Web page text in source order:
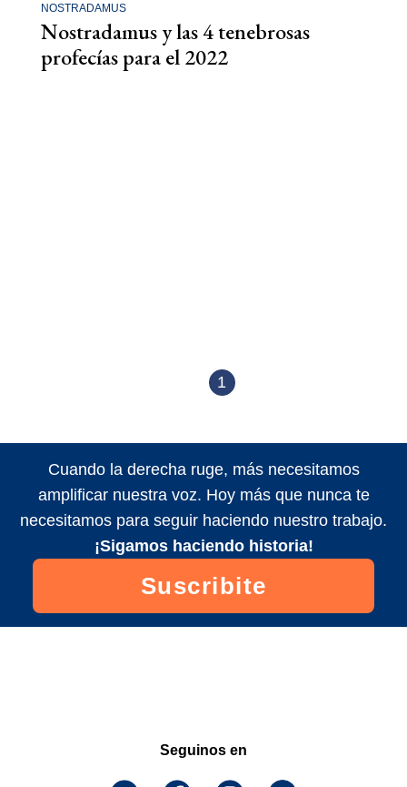
NOSTRADAMUS
Nostradamus y las 4 tenebrosas
profecías para el 2022
1
Cuando la derecha ruge, más necesitamos
amplificar nuestra voz. Hoy más que nunca te
necesitamos para seguir haciendo nuestro trabajo.
¡Sigamos haciendo historia!
Suscribite
Seguinos en